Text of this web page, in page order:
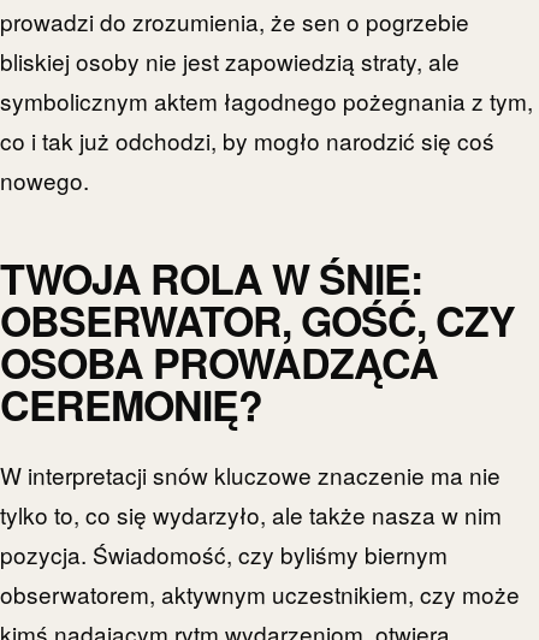
prowadzi do zrozumienia, że sen o pogrzebie
bliskiej osoby nie jest zapowiedzią straty, ale
symbolicznym aktem łagodnego pożegnania z tym,
co i tak już odchodzi, by mogło narodzić się coś
nowego.
TWOJA ROLA W ŚNIE:
OBSERWATOR, GOŚĆ, CZY
OSOBA PROWADZĄCA
CEREMONIĘ?
W interpretacji snów kluczowe znaczenie ma nie
tylko to, co się wydarzyło, ale także nasza w nim
pozycja. Świadomość, czy byliśmy biernym
obserwatorem, aktywnym uczestnikiem, czy może